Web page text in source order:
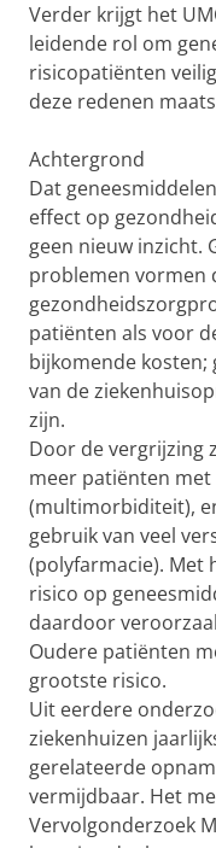
Verder krijgt het
leidende rol om
risicopatiënten
deze redenen
Achtergrond
Dat
effect op
geen nieuw inzicht.
problemen vormen
patiënten als voor
bijkomende kosten;
van de
zijn.
Door de vergrijzing
meer patiënten
(multimorbiditeit),
gebruik van veel
(polyfarmacie). Met
risico op
daardoor
Oudere patiënten
grootste risico.
Uit eerdere
ziekenhuizen
gerelateerde
vermijdbaar. Het
Vervolgonderzoek